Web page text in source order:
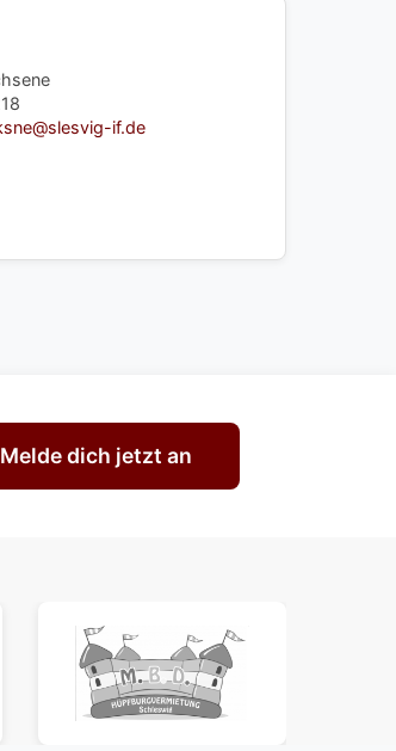
if.de
Melde dich jetzt an